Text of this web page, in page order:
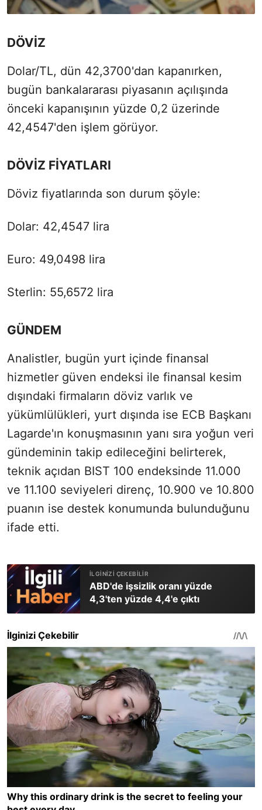
DÖVİZ
Dolar/TL, dün 42,3700'dan kapanırken,
bugün bankalararası piyasanın açılışında
önceki kapanışının yüzde 0,2 üzerinde
42,4547'den işlem görüyor.
DÖVİZ FİYATLARI
Döviz fiyatlarında son durum şöyle:
Dolar: 42,4547 lira
Euro: 49,0498 lira
Sterlin: 55,6572 lira
GÜNDEM
Analistler, bugün yurt içinde finansal
hizmetler güven endeksi ile finansal kesim
dışındaki firmaların döviz varlık ve
yükümlülükleri, yurt dışında ise ECB Başkanı
Lagarde'ın konuşmasının yanı sıra yoğun veri
gündeminin takip edileceğini belirterek,
teknik açıdan BIST 100 endeksinde 11.000
ve 11.100 seviyeleri direnç, 10.900 ve 10.800
puanın ise destek konumunda bulunduğunu
ifade etti.
ABD'de işsizlik oranı yüzde
4,3'ten yüzde 4,4'e çıktı